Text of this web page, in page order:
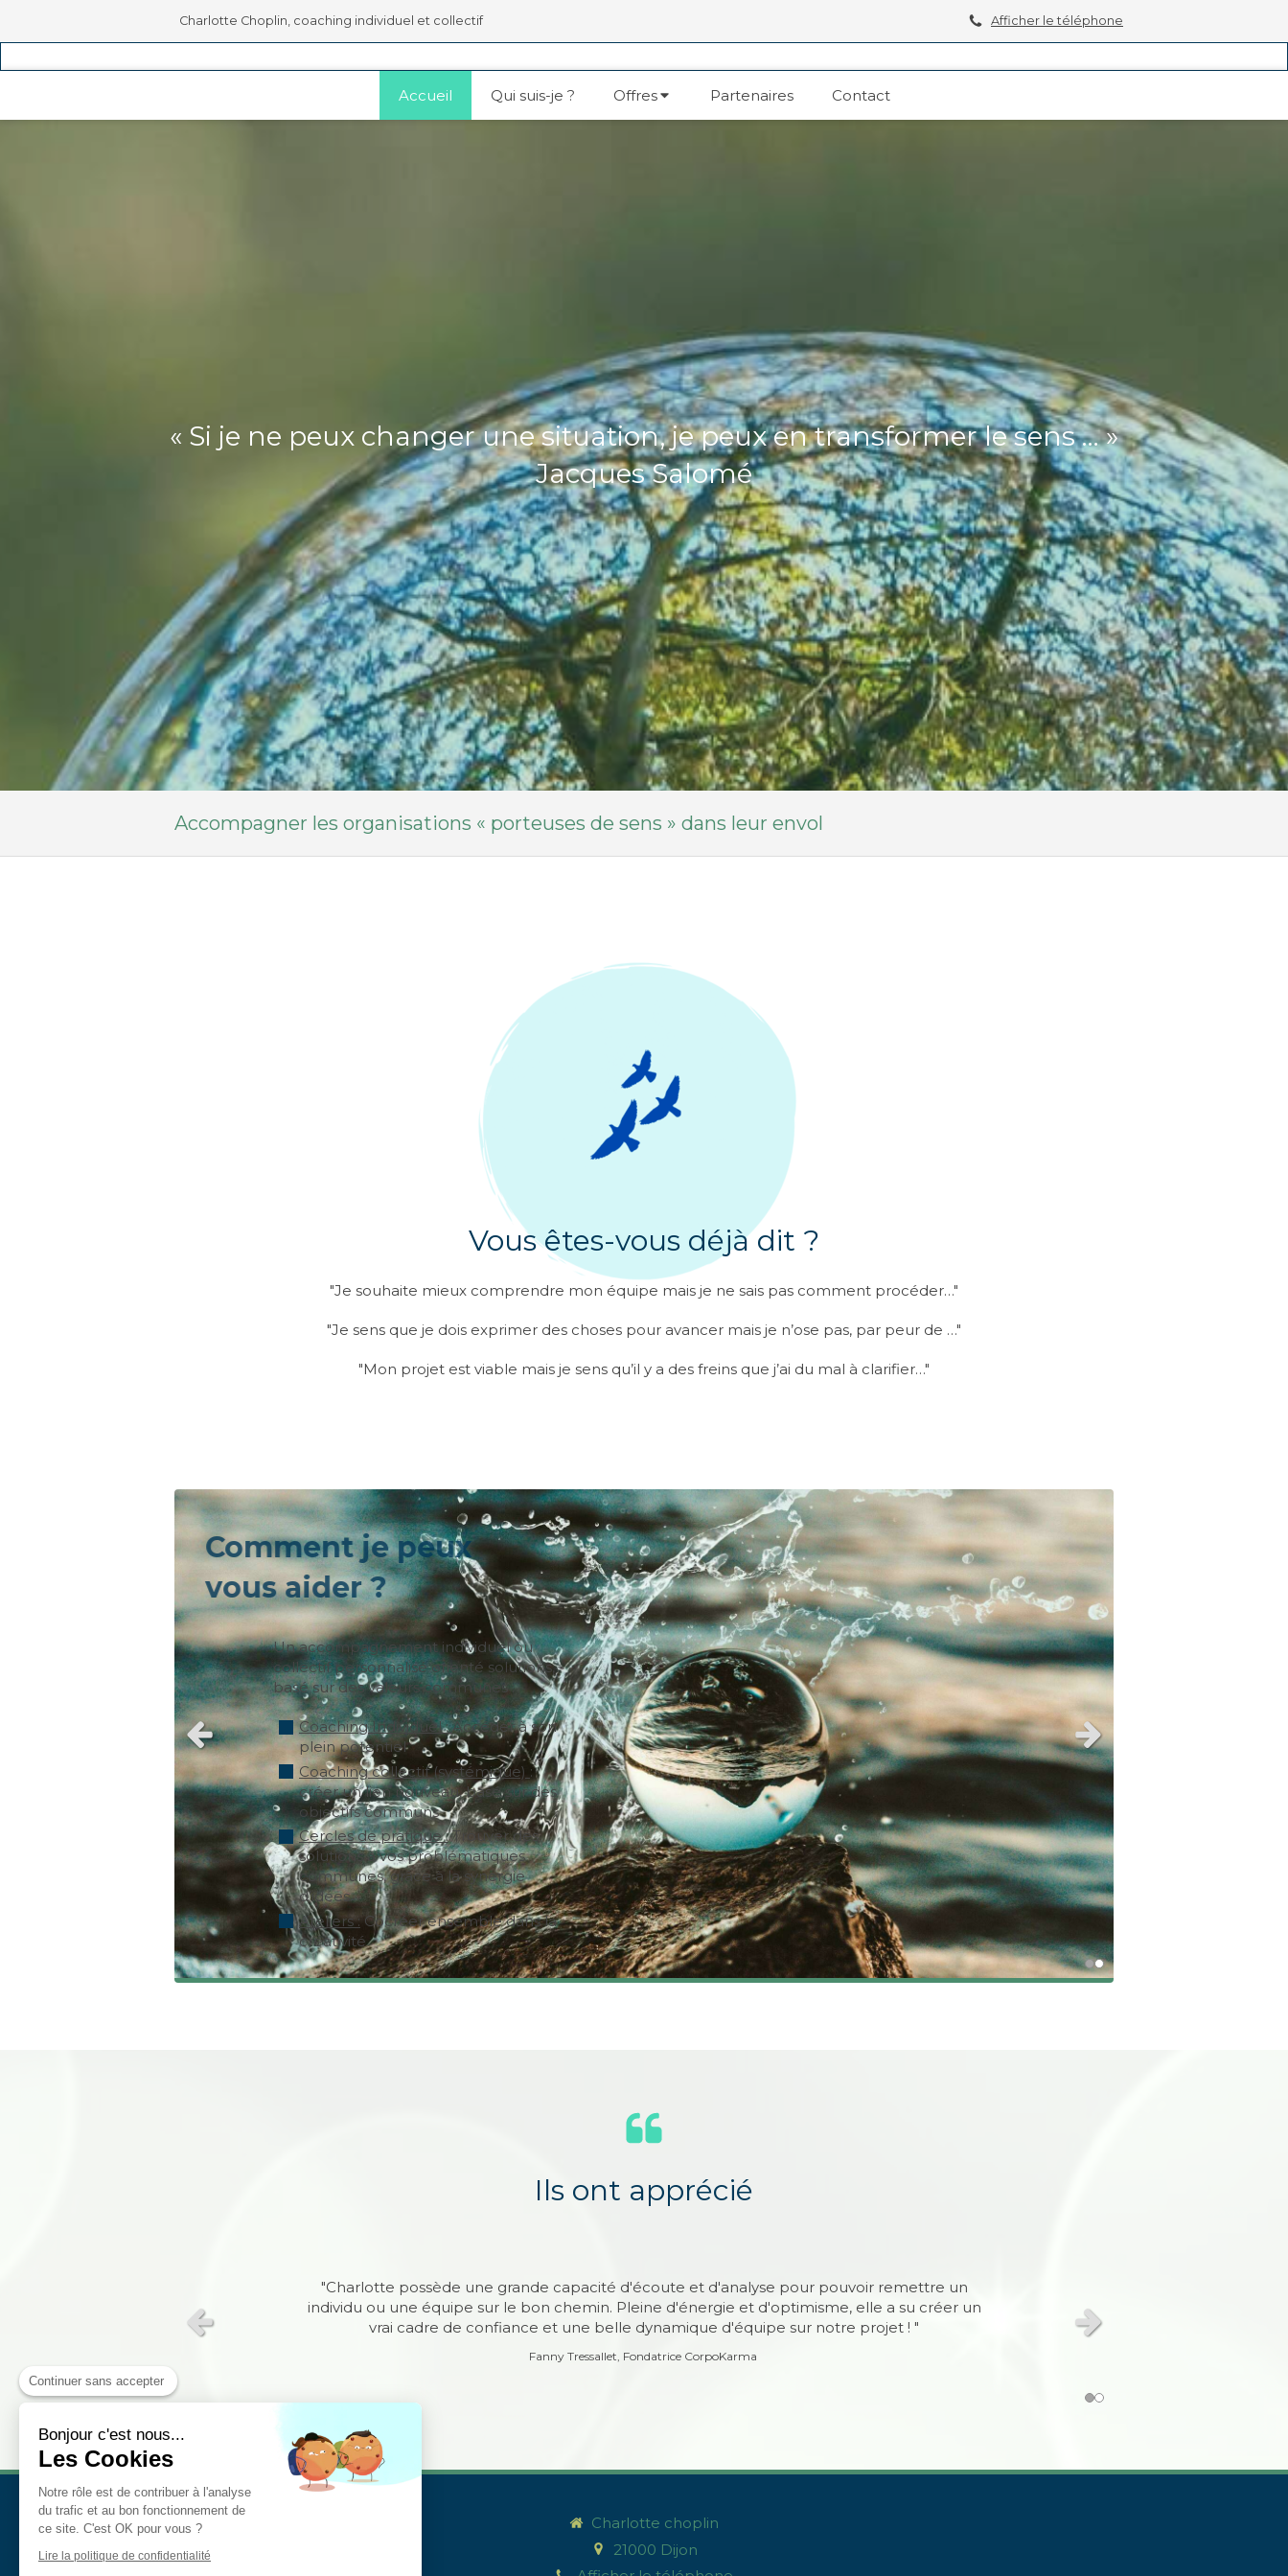
Charlotte Choplin, coaching individuel et collectif Afficher le téléphone
Accueil Qui suis-je ? Offres Partenaires Contact
« Si je ne peux changer une situation, je peux en transformer le sens … »
Jacques Salomé
Accompagner les organisations « porteuses de sens » dans leur envol
Vous êtes-vous déjà dit ?
"Je souhaite mieux comprendre mon équipe mais je ne sais pas comment procéder…"
"Je sens que je dois exprimer des choses pour avancer mais je n’ose pas, par peur de …"
"Mon projet est viable mais je sens qu’il y a des freins que j’ai du mal à clarifier…"
Après une expérience confirmée dans le
développement de la stratégie
commerciale au sein de différentes
structures privées, j’ai acquis une formation
certifiante de coaching. Mes différentes
casquettes de coach/consultante vous
permettront d’avoir un regard riche en
perspectives grâce aux différents outils
appris lors de mes différentes formations.
Comment je peux
vous aider ?
Un accompagnement individuel ou
collectif personnalisé orienté solutions,
basé sur des valeurs communes :
Coaching Individuel :Accéder à son
plein potentiel
Coaching collectif (systémique) :
créer un lien nouveau, basé sur des
objectifs communs
Cercles de pratique :Trouver des
solutions à vos problématiques
communes, grâce à la synergie
d’idées.
Ateliers :Cocréer ensemble dans la
créativité
Slide précédent Slide suivant
Ils ont apprécié
"Je peux témoigner du talent de Charlotte pour aider les gens à trouver des solutions. En
tant que coach moi même, je reconnais à Charlotte une sensibilité hors du commun et de
très belles intuitions lui permettant d'accompagner les équipes avec bienveillance et
efficacité "
"Charlotte possède une grande capacité d'écoute et d'analyse pour pouvoir remettre un
individu ou une équipe sur le bon chemin. Pleine d'énergie et d'optimisme, elle a su créer un
vrai cadre de confiance et une belle dynamique d'équipe sur notre projet ! "
Fanny Tressallet, Fondatrice CorpoKarma
Slide précédent Slide suivant
Charlotte choplin
21000 Dijon
Continuer sans accepter
Bonjour c'est nous...
Les Cookies
Notre rôle est de contribuer à l'analyse
du trafic et au bon fonctionnement de
ce site. C'est OK pour vous ?
Lire la politique de confidentialité